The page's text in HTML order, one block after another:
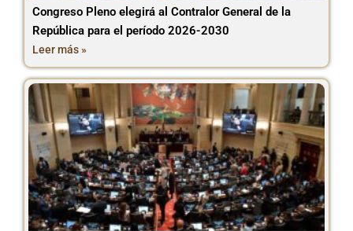
Congreso Pleno elegirá al Contralor General de la
República para el período 2026-2030
Leer más »